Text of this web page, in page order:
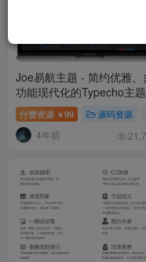
Joe易航主题 - 简约优雅、
功能现代化的Typecho主题
付费资源 ￥99 源码资源
4年前